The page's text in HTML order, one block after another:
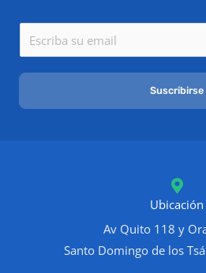
m
a
Suscribirse
Ubicación
Av Quito 118 y
Santo Domingo de los